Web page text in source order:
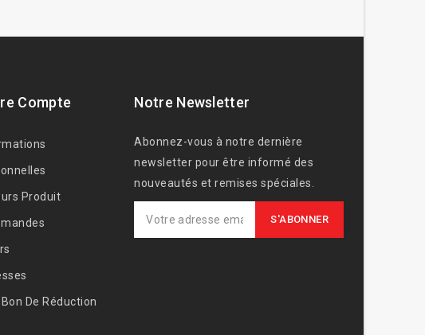
Compte
Produit
Bon De Réduction
Notre Newsletter
Abonnez-vous à notre dernière
newsletter pour être informé des
nouveautés et remises spéciales.